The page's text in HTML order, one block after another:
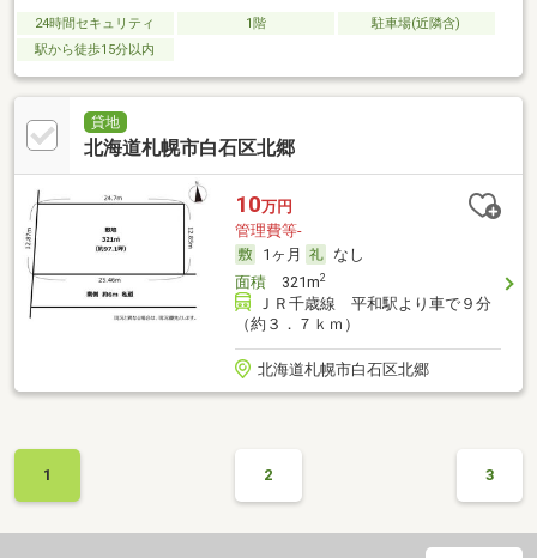
24時間セキュリティ 1階
駐車場(近隣含)
駅から徒歩15分以内
貸地
北海道札幌市白石区北郷
10万円
管理費等-
1ヶ月
なし
面積321m2
ＪＲ千歳線 平和駅より車で９分
（約３．７ｋｍ）
北海道札幌市白石区北郷
1 2 3